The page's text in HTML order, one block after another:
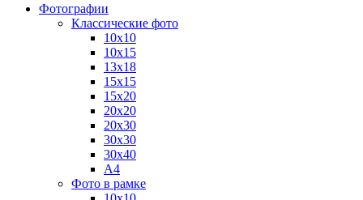
Фотографии
Классические фото
10х10
10х15
13х18
15х15
15х20
20х20
20х30
30х30
30х40
А4
Фото в рамке